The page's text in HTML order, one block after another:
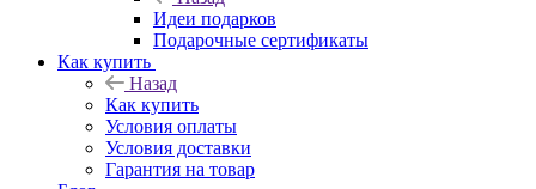
Идеи подарков
Подарочные сертификаты
Как купить
Назад
Как купить
Условия оплаты
Условия доставки
Гарантия на товар